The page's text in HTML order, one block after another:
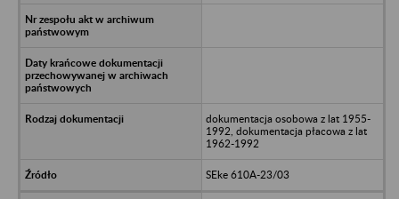
dokumentacja osobowa z lat 1955-
1992, dokumentacja płacowa z lat
1962-1992
SEke 610A-23/03